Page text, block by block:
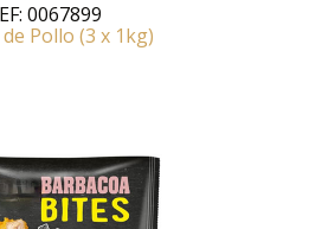
0067899
Pollo (3 x 1kg)